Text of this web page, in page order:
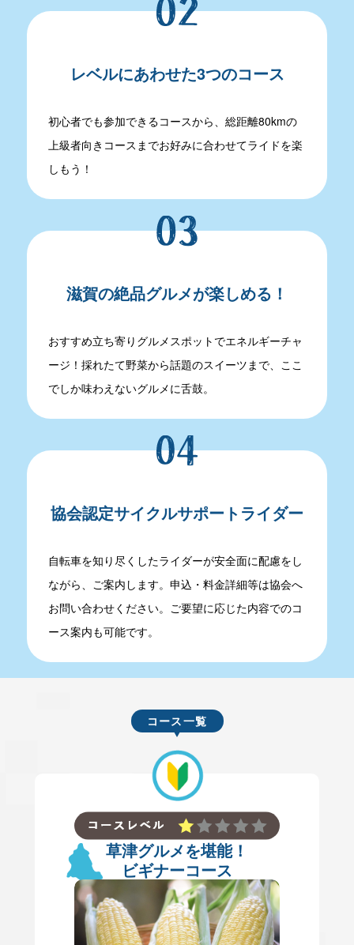
レベルにあわせた3つのコース
初心者でも参加できるコースから、総距離80kmの
上級者向きコースまでお好みに合わせてライドを楽
しもう！
滋賀の絶品グルメが楽しめる！
おすすめ立ち寄りグルメスポットでエネルギーチャ
ージ！採れたて野菜から話題のスイーツまで、ここ
でしか味わえないグルメに舌鼓。
協会認定サイクルサポートライダー
自転車を知り尽くしたライダーが安全面に配慮をし
ながら、ご案内します。申込・料金詳細等は協会へ
お問い合わせください。ご要望に応じた内容でのコ
ース案内も可能です。
コース一覧
草津グルメを堪能！
ビギナーコース
当協会について
採用について
リンク集
プライバシーポリシー